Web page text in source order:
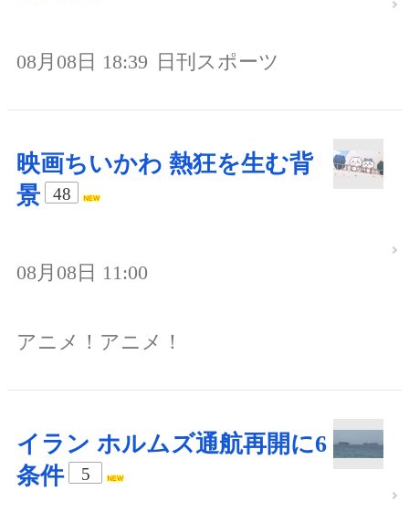
08月08日 18:39 日刊スポーツ
映画ちいかわ 熱狂を生む背
景
48
08月08日 11:00
アニメ！アニメ！
イラン ホルムズ通航再開に6
条件
5